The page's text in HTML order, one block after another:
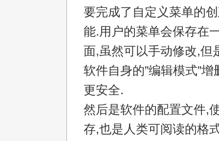
要完成了自定义菜单的
能.用户的菜单会保存在
面,虽然可以手动修改,但
软件自身的”编辑模式”
更安全.
然后是软件的配置文件,
存,也是人类可阅读的格